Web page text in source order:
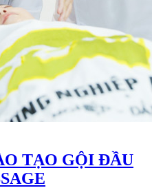
TẠO GỘI ĐẦU